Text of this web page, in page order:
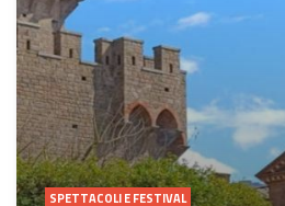
SPETTACOLI E FESTIVAL